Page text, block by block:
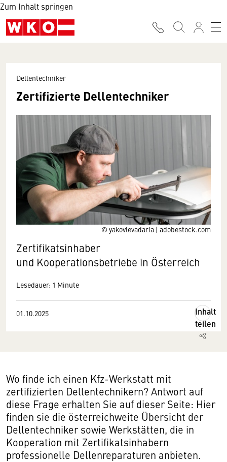
Zum Inhalt springen
© yakovlevadaria | adobestock.com
Dellentechniker
Zertifizierte Dellentechniker
Zertifikatsinhaber
und Kooperationsbetriebe in Österreich
Lesedauer: 1 Minute
01.10.2025
Inhalt
teilen
Wo finde ich einen Kfz-Werkstatt mit
zertifizierten Dellentechnikern? Antwort auf
diese Frage erhalten Sie auf dieser Seite: Hier
finden sie die österreichweite Übersicht der
Dellentechniker sowie Werkstätten, die in
Kooperation mit Zertifikatsinhabern
professionelle Dellenreparaturen anbieten.